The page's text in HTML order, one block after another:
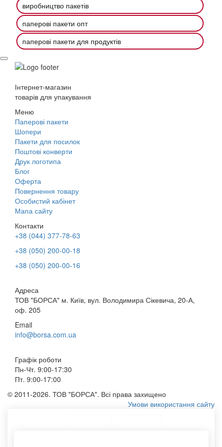
виробництво пакетів
паперові пакети опт
паперові пакети для продуктів
Інтернет-магазин
товарів для упакування
Меню
Паперові пакети
Шопери
Пакети для посилок
Поштові конверти
Друк логотипа
Блог
Оферта
Повернення товару
Особистий кабінет
Мапа сайту
Контакти
+38 (044) 377-78-63
+38 (050) 200-00-18
+38 (050) 200-00-16
Адреса
ТОВ "БОРСА" м. Київ, вул. Володимира Сікевича, 20-А,
оф. 205
Email
info@borsa.com.ua
Графік роботи
Пн-Чт. 9:00-17:30
Пт. 9:00-17:00
© 2011-2026. ТОВ "БОРСА". Всі права захищено
Умови використання сайту